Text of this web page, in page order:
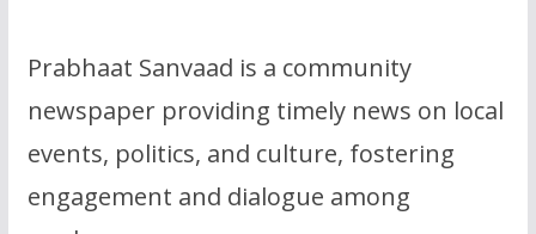
Prabhaat Sanvaad is a community
newspaper providing timely news on local
events, politics, and culture, fostering
engagement and dialogue among